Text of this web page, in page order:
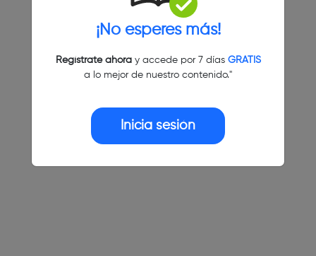
¡No esperes más!
Regístrate ahoray accede por 7 días GRATIS
a lo mejor de nuestro contenido."
Inicia sesión